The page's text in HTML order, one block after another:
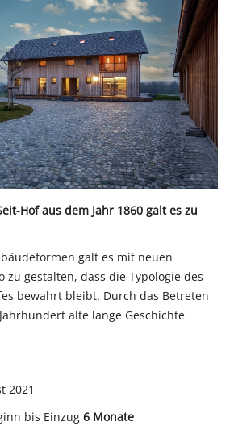
der
Fertigung
in der
Lieferung
Bestandteil
Hof aus dem Jahr 1860 galt es zu
galt es mit neuen
zu gestalten, dass die Typologie des
bewahrt bleibt. Durch das Betreten
alte lange Geschichte
2021
bis Einzug 6 Monate